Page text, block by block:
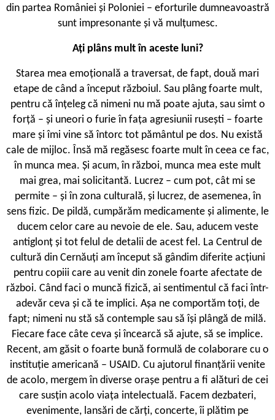
din partea României și Poloniei – eforturile dumneavoastră
sunt impresonante și vă mulțumesc.
Ați plâns mult în aceste luni?
Starea mea emoțională a traversat, de fapt, două mari
etape de când a început războiul. Sau plâng foarte mult,
pentru că înțeleg că nimeni nu mă poate ajuta, sau simt o
forță – și uneori o furie în fața agresiunii rusești – foarte
mare și îmi vine să întorc tot pământul pe dos. Nu există
cale de mijloc. Însă mă regăsesc foarte mult în ceea ce fac,
în munca mea. Și acum, în război, munca mea este mult
mai grea, mai solicitantă. Lucrez – cum pot, cât mi se
permite – și în zona culturală, și lucrez, de asemenea, în
sens fizic. De pildă, cumpărăm medicamente și alimente, le
ducem celor care au nevoie de ele. Sau, aducem veste
antiglonț și tot felul de detalii de acest fel. La Centrul de
cultură din Cernăuți am început să gândim diferite acțiuni
pentru copiii care au venit din zonele foarte afectate de
război. Când faci o muncă fizică, ai sentimentul că faci într-
adevăr ceva și că te implici. Așa ne comportăm toți, de
fapt; nimeni nu stă să contemple sau să își plângă de milă.
Fiecare face câte ceva și încearcă să ajute, să se implice.
Recent, am găsit o foarte bună formulă de colaborare cu o
instituție americană – USAID. Cu ajutorul finanțării venite
de acolo, mergem în diverse orașe pentru a fi alături de cei
care susțin acolo viața intelectuală. Facem dezbateri,
evenimente, lansări de cărți, concerte, îi plătim pe